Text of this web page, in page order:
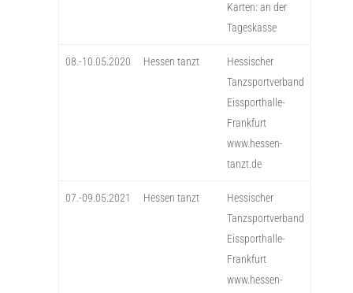
Karten: an der
Tageskasse
08.-10.05.2020 Hessen tanzt
Hessischer
Tanzsportverband
Eissporthalle-
Frankfurt
www.hessen-
tanzt.de
07.-09.05.2021 Hessen tanzt
Hessischer
Tanzsportverband
Eissporthalle-
Frankfurt
www.hessen-